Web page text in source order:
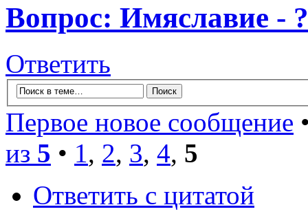
Вопрос: Имяславие - ?
Ответить
Первое новое сообщение
из 5 • 1, 2, 3, 4, 5
Ответить с цитатой